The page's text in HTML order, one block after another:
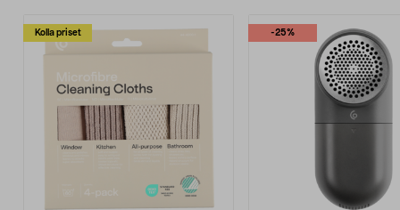
Kolla priset -25%